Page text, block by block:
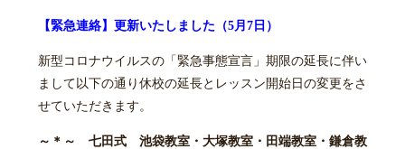
【緊急連絡】更新いたしました（5月7日）
新型コロナウイルスの「緊急事態宣言」期限の延長に伴い
まして以下の通り休校の延長とレッスン開始日の変更をさ
せていただきます。
～＊～ 七田式 池袋教室・大塚教室・田端教室・鎌倉教